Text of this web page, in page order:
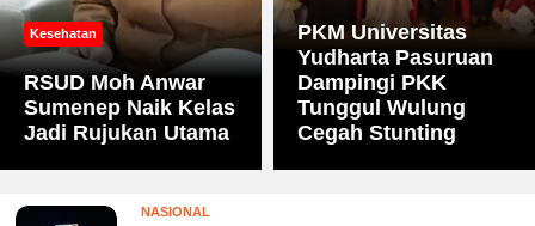
Kesehatan
RSUD Moh Anwar
Sumenep Naik Kelas
Jadi Rujukan Utama
PKM Universitas
Yudharta Pasuruan
Dampingi PKK
Tunggul Wulung
Cegah Stunting
NASIONAL